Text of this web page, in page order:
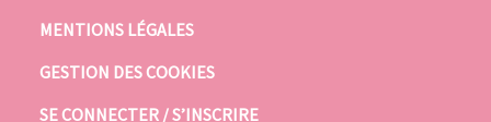
MENTIONS LÉGALES
GESTION DES COOKIES
SE CONNECTER / S’INSCRIRE